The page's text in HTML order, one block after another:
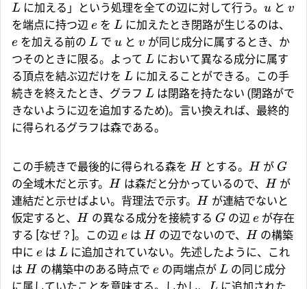
L に加える」という処理を全ての辺に対して行う。 u と v
を端点に持つ辺 e を L に加えたとき閉路が生じるのは、
e を加える前の L で u と v が同じ成分に属するとき、か
つそのときに限る。よって L において異なる成分に属す
る頂点を結ぶ辺だけを L に加えることができる。この手
続きを終えたとき、グラフ L は閉路を持たない (閉路がで
きないように辺を追加するため)。言い換えれば、最終的
に得られるグラフは森である。
この手続きで最後的に得られる森を H とする。 H が G
の全域木だと示す。 H は森だと分かっているので、 H が
連結だと示せばよい。背理法で示す。
H が連結でないと
仮定すると、
H の異なる成分を接続する Gの辺 e が存在
する [なぜ？]。この辺 e は H の辺でないので、 H の構築
中に e は L に追加されていない。先述したように、これ
は H の構築中のある時点で e の両端点が Lの同じ成分
に属していたことを意味する。しかし、
に追加された